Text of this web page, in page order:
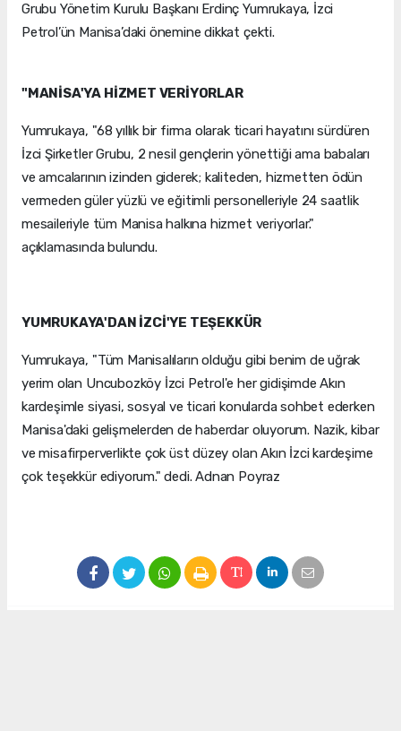
Grubu Yönetim Kurulu Başkanı Erdinç Yumrukaya, İzci
Petrol’ün Manisa’daki önemine dikkat çekti.
"MANİSA'YA HİZMET VERİYORLAR
Yumrukaya, "68 yıllık bir firma olarak ticari hayatını sürdüren
İzci Şirketler Grubu, 2 nesil gençlerin yönettiği ama babaları
ve amcalarının izinden giderek; kaliteden, hizmetten ödün
vermeden güler yüzlü ve eğitimli personelleriyle 24 saatlik
mesaileriyle tüm Manisa halkına hizmet veriyorlar."
açıklamasında bulundu.
YUMRUKAYA'DAN İZCİ'YE TEŞEKKÜR
Yumrukaya, "Tüm Manisalıların olduğu gibi benim de uğrak
yerim olan Uncubozköy İzci Petrol'e her gidişimde Akın
kardeşimle siyasi, sosyal ve ticari konularda sohbet ederken
Manisa'daki gelişmelerden de haberdar oluyorum. Nazik, kibar
ve misafirperverlikte çok üst düzey olan Akın İzci kardeşime
çok teşekkür ediyorum." dedi. Adnan Poyraz